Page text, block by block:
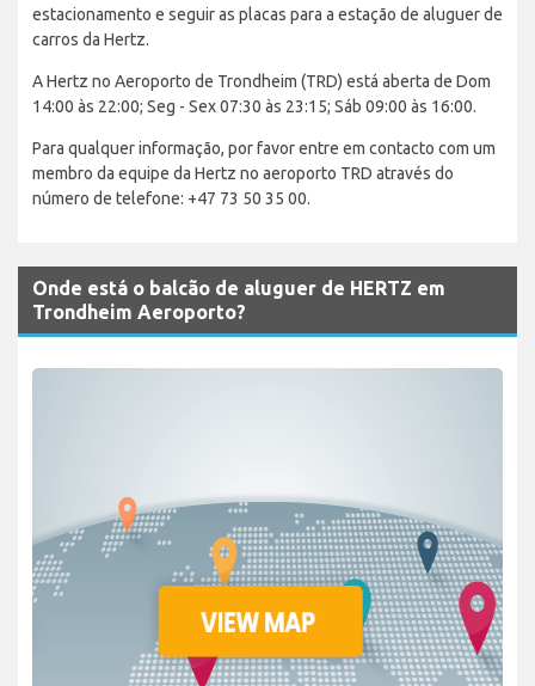
estacionamento e seguir as placas para a estação de aluguer de
carros da Hertz.
A Hertz no Aeroporto de Trondheim (TRD) está aberta de Dom
14:00 às 22:00; Seg - Sex 07:30 às 23:15; Sáb 09:00 às 16:00.
Para qualquer informação, por favor entre em contacto com um
membro da equipe da Hertz no aeroporto TRD através do
número de telefone: +47 73 50 35 00.
Onde está o balcão de aluguer de HERTZ em
Trondheim Aeroporto?